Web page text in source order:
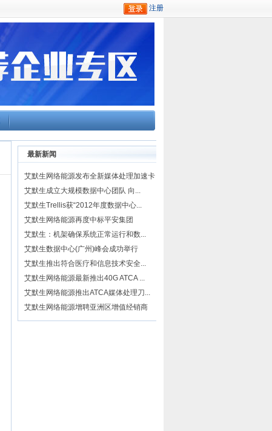
最新新闻
艾默生网络能源发布全新媒体处理加速卡
艾默生成立大规模数据中心团队 向...
艾默生Trellis获“2012年度数据中心...
艾默生网络能源再度中标平安集团
艾默生：机架确保系统正常运行和数...
艾默生数据中心(广州)峰会成功举行
艾默生推出符合医疗和信息技术安全...
艾默生网络能源最新推出40G ATCA ...
艾默生网络能源推出ATCA媒体处理刀...
艾默生网络能源增聘亚洲区增值经销商